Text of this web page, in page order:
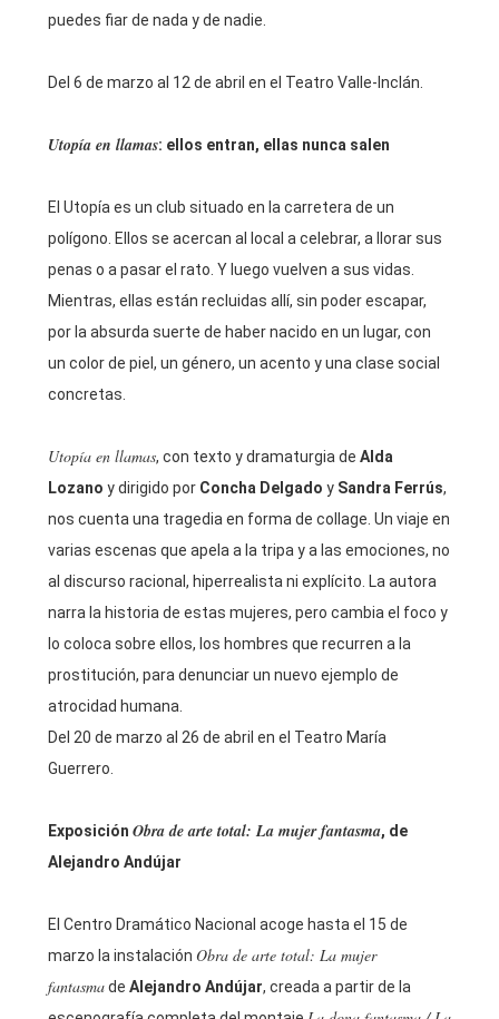
puedes fiar de nada y de nadie.
Del 6 de marzo al 12 de abril en el Teatro Valle-Inclán.
Utopía en llamas: ellos entran, ellas nunca salen
El Utopía es un club situado en la carretera de un
polígono. Ellos se acercan al local a celebrar, a llorar sus
penas o a pasar el rato. Y luego vuelven a sus vidas.
Mientras, ellas están recluidas allí, sin poder escapar,
por la absurda suerte de haber nacido en un lugar, con
un color de piel, un género, un acento y una clase social
concretas.
Utopía en llamas, con texto y dramaturgia de Alda
Lozano y dirigido por Concha Delgado y Sandra Ferrús,
nos cuenta una tragedia en forma de collage. Un viaje en
varias escenas que apela a la tripa y a las emociones, no
al discurso racional, hiperrealista ni explícito. La autora
narra la historia de estas mujeres, pero cambia el foco y
lo coloca sobre ellos, los hombres que recurren a la
prostitución, para denunciar un nuevo ejemplo de
atrocidad humana.
Del 20 de marzo al 26 de abril en el Teatro María
Guerrero.
Exposición Obra de arte total: La mujer fantasma, de
Alejandro Andújar
El Centro Dramático Nacional acoge hasta el 15 de
marzo la instalación Obra de arte total: La mujer
fantasmade Alejandro Andújar, creada a partir de la